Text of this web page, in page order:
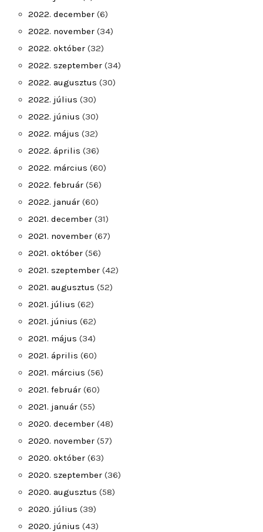
2022. december (6)
2022. november (34)
2022. október (32)
2022. szeptember (34)
2022. augusztus (30)
2022. július (30)
2022. június (30)
2022. május (32)
2022. április (36)
2022. március (60)
2022. február (56)
2022. január (60)
2021. december (31)
2021. november (67)
2021. október (56)
2021. szeptember (42)
2021. augusztus (52)
2021. július (62)
2021. június (62)
2021. május (34)
2021. április (60)
2021. március (56)
2021. február (60)
2021. január (55)
2020. december (48)
2020. november (57)
2020. október (63)
2020. szeptember (36)
2020. augusztus (58)
2020. július (39)
2020. június (43)